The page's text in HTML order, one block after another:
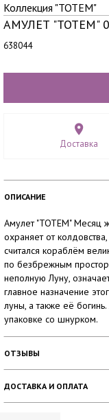
Коллекция "TOTEM"
АМУЛЕТ
638044
Доставка
ОПИСАНИЕ
Амулет "TOTEM" Месяц
охраняет от
считался кораблём
по безбрежным
неполную Луну,
главное назначение
луны, а также её
упаковке со шнурком.
ОТЗЫВЫ
ДОСТАВКА И ОПЛАТА